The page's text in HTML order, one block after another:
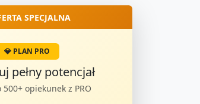
SPECJALNA
💎 PLAN PRO
pełny potencjał
500+ opiekunek z PRO